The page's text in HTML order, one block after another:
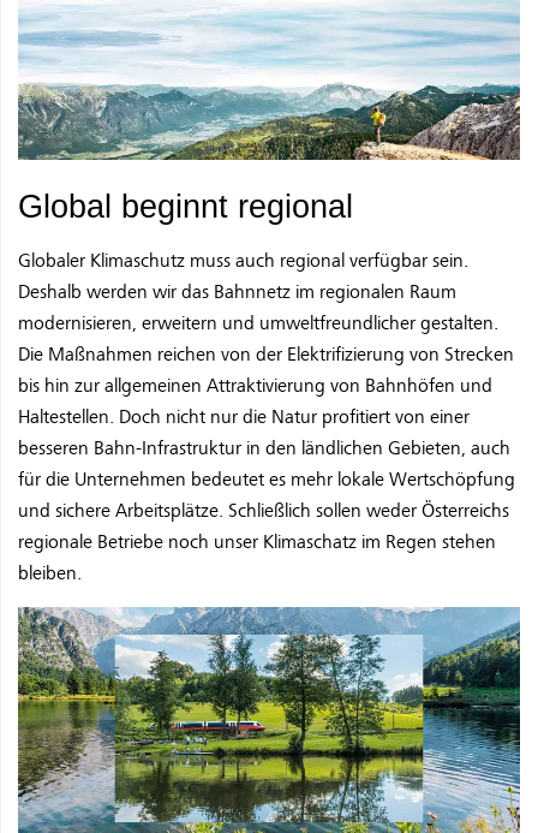
Global beginnt regional
Globaler Klimaschutz muss auch regional verfügbar sein.
Deshalb werden wir das Bahnnetz im regionalen Raum
modernisieren, erweitern und umweltfreundlicher gestalten.
Die Maßnahmen reichen von der Elektrifizierung von Strecken
bis hin zur allgemeinen Attraktivierung von Bahnhöfen und
Haltestellen. Doch nicht nur die Natur profitiert von einer
besseren Bahn-Infrastruktur in den ländlichen Gebieten, auch
für die Unternehmen bedeutet es mehr lokale Wertschöpfung
und sichere Arbeitsplätze. Schließlich sollen weder Österreichs
regionale Betriebe noch unser Klimaschatz im Regen stehen
bleiben.